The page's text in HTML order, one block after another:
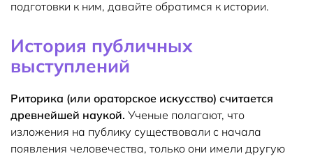
подготовки к ним, давайте обратимся к истории.
История публичных
выступлений
Риторика (или ораторское искусство) считается
древнейшей наукой. Ученые полагают, что
изложения на публику существовали с начала
появления человечества, только они имели другую